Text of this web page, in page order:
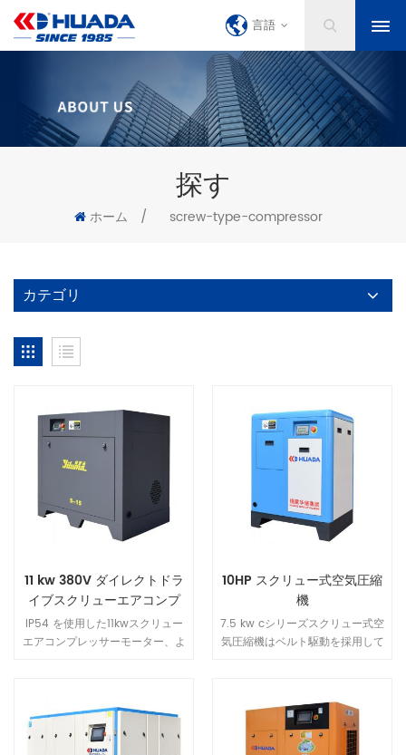
言語
探す
ホーム / screw-type-compressor
カテゴリ
11 kw 380V ダイレクトドラ
イブスクリューエアコンプ
レッサー
IP54 を使用した11kwスクリュー
エアコンプレッサーモーター、よ
造を採用しているため、 機械の
寿命が大幅に延びます。
10HP スクリュー式空気圧縮
機
7.5 kw cシリーズスクリュー式空
気圧縮機はベルト駆動を採用して